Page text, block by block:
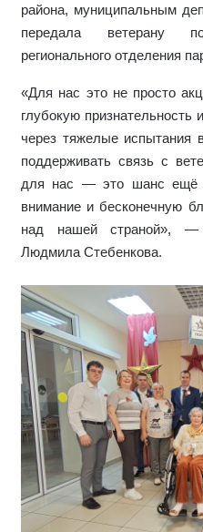
района, муниципальным
передала ветерану
регионального отделения
«Для нас это не просто
глубокую признательность
через тяжелые испытания
поддерживать связь с
для нас — это шанс ещё
внимание и бесконечную
над нашей страной», —
Людмила Стебенкова.